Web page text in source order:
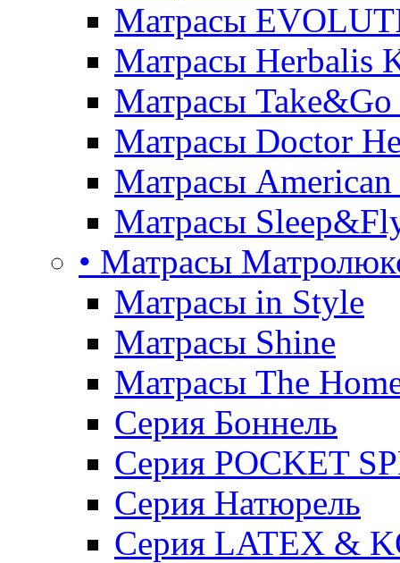
Матрасы
Матрасы Herbalis
Матрасы Take&Go
Матрасы Doctor
Матрасы American
Матрасы
• Матрасы
Матрасы in Style
Матрасы Shine
Матрасы The
Серия Боннель
Серия POCKET
Серия Натюрель
Серия LATEX &